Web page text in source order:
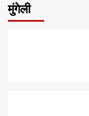
मुंगेली